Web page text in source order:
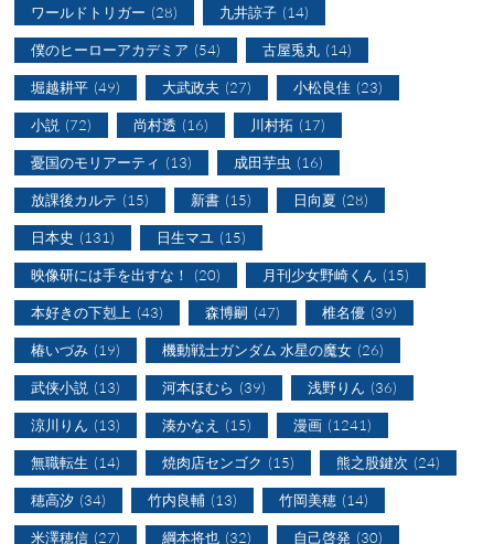
ワールドトリガー (28) 九井諒子 (14)
僕のヒーローアカデミア (54) 古屋兎丸 (14)
堀越耕平 (49) 大武政夫 (27) 小松良佳 (23)
小説 (72) 尚村透 (16) 川村拓 (17)
憂国のモリアーティ (13) 成田芋虫 (16)
放課後カルテ (15) 新書 (15) 日向夏 (28)
日本史 (131) 日生マユ (15)
映像研には手を出すな！ (20) 月刊少女野崎くん (15)
本好きの下剋上 (43) 森博嗣 (47) 椎名優 (39)
椿いづみ (19) 機動戦士ガンダム 水星の魔女 (26)
武侠小説 (13) 河本ほむら (39) 浅野りん (36)
涼川りん (13) 湊かなえ (15) 漫画 (1241)
無職転生 (14) 焼肉店センゴク (15) 熊之股鍵次 (24)
穂高汐 (34) 竹内良輔 (13) 竹岡美穂 (14)
米澤穂信 (27) 綱本将也 (32) 自己啓発 (30)